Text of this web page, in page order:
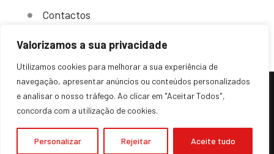
Valorizamos a sua privacidade
Utilizamos cookies para melhorar a sua experiência de
navegação, apresentar anúncios ou conteúdos personalizados
e analisar o nosso tráfego. Ao clicar em "Aceitar Todos",
concorda com a utilização de cookies.
Personalizar Rejeitar Aceite tudo
Contactos
(c) 2024 – Sovende. Todos os direitos reservados.
Desenvolvido porGestisoft, Lda